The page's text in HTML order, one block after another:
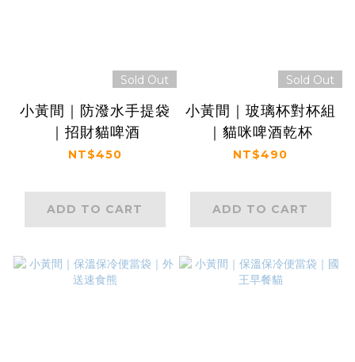
Sold Out
小黃間｜防潑水手提袋
｜招財貓啤酒
NT$450
ADD TO CART
Sold Out
小黃間｜玻璃杯對杯組
｜貓咪啤酒乾杯
NT$490
ADD TO CART